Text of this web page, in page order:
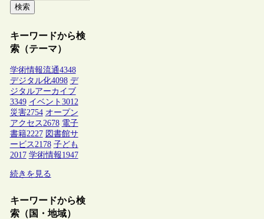
検索
キーワードから検
索（テーマ）
学術情報流通4348
デジタル化4098 デ
ジタルアーカイブ
3349 イベント 3012
災害2754 オープン
アクセス2678 電子
書籍2227 図書館サ
ービス2178 子ども
2017 学術情報1947
続きを見る
キーワードから検
索（国・地域）